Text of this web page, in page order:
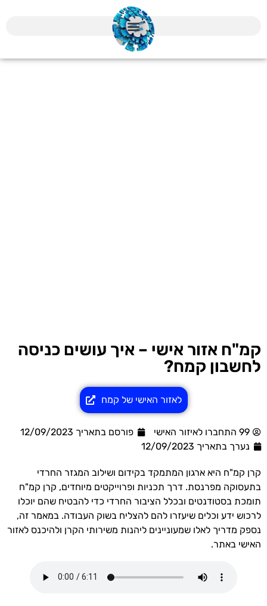
קמ"ח אזור אישי – איך עושים כניסה
לחשבון קמח?
לאזור האישי של קמח
99 התחברו לאיזור האישי
פורסם בתאריך 12/09/2023
נערך בתאריך 12/09/2023
קרן קמ"ח היא ארגון המתמקד בקידום ושילוב המגזר החרדי
בתעסוקה מפרנסת. דרך תכניות ופרוייקטים מיוחדים, קרן קמ"ח
תומכת בסטודנטים ובכלל הציבור החרדי כדי להבטיח שהם יוכלו
לרכוש ידע וכלים שיעזרו להם להצליח בשוק העבודה. במאמר זה,
נספק מדריך לאלו שמעוניינים ליהנות משירותי הקרן ולהיכנס לאזור
האישי באתר.